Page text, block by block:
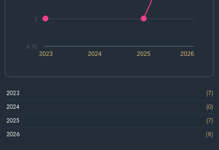
2024 2026
2023 2025
6.75
7
2023
(7)
2024
(0)
2025
(7)
2026
(8)